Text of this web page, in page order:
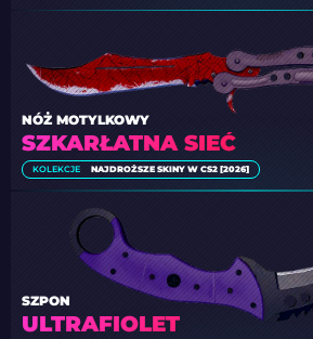
SZKARŁATNA SIEĆ
NÓŻ MOTYLKOWY
KOLEKCJE NAJDROŻSZE SKINY W CS2 [2026]
ULTRAFIOLET
SZPON